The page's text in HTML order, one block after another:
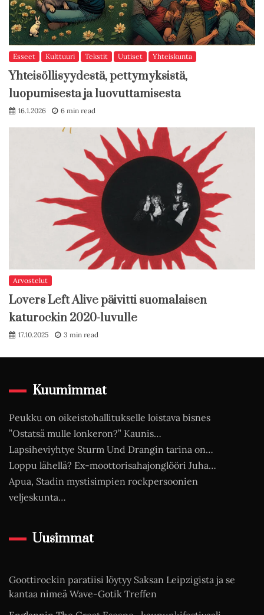
Esseet Kulttuuri Tekstit Uutiset Yhteiskunta
Yhteisöllisyydestä, pettymyksistä,
luopumisesta ja luovuttamisesta
16.1.2026 6 min read
Arvostelut
Lovers Left Alive päivitti suomalaisen
katurockin 2020-luvulle
17.10.2025 3 min read
Kuumimmat
Peukku on oikeistohallitukselle loistava bisnes
”Ostatsä mulle lonkeron?” Kaunis…
Lapsiheviyhtye Sturm Und Drangin tarina on…
Loppu lähellä? Ex-moottorisahajonglööri Juha…
Apua, Stadin mystisimpien rockpersoonien
veljeskunta…
Uusimmat
Goottirockin paratiisi löytyy Saksan Leipzigista ja se
kantaa nimeä Wave-Gotik Treffen